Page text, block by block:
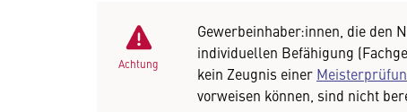
Achtung
Gewerbeinhaber:innen, die den
individuellen Befähigung
kein Zeugnis einer
vorweisen können, sind nicht